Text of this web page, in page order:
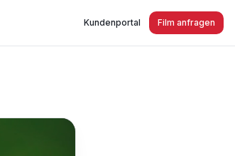
Kundenportal Film anfragen